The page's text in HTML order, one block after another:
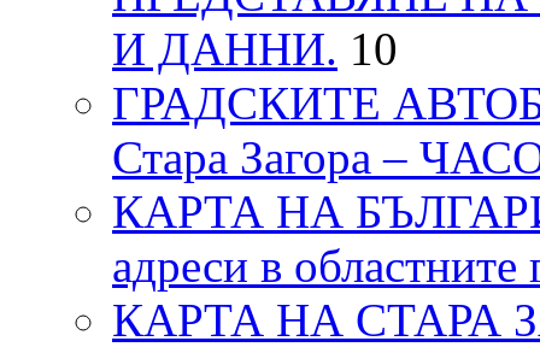
И ДАННИ. 10
ГРАДСКИТЕ
Стара Загора –
КАРТА НА
адреси в областните
КАРТА НА СТАРА